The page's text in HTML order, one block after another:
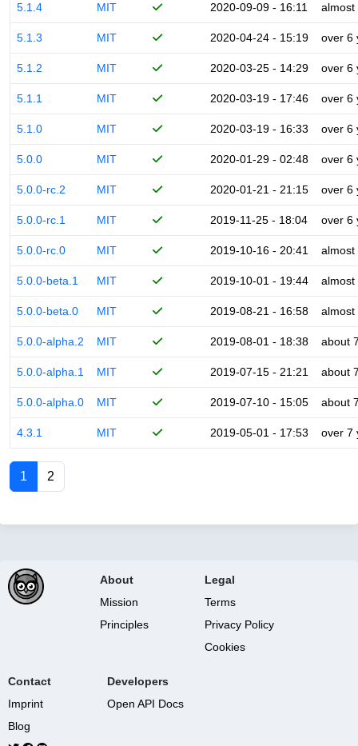
5.1.4 MIT 2020-09-09 - 16:11 almost
5.1.3 MIT 2020-04-24 - 15:19 over 6
5.1.2 MIT 2020-03-25 - 14:29 over 6
5.1.1 MIT 2020-03-19 - 17:46 over 6
5.1.0 MIT 2020-03-19 - 16:33 over 6
5.0.0 MIT 2020-01-29 - 02:48 over 6
5.0.0-rc.2 MIT 2020-01-21 - 21:15 over 6
5.0.0-rc.1 MIT 2019-11-25 - 18:04 over 6
5.0.0-rc.0 MIT 2019-10-16 - 20:41 almost
5.0.0-beta.1 MIT 2019-10-01 - 19:44 almost
5.0.0-beta.0 MIT 2019-08-21 - 16:58 almost
5.0.0-alpha.2 MIT 2019-08-01 - 18:38 about
5.0.0-alpha.1 MIT 2019-07-15 - 21:21 about
5.0.0-alpha.0 MIT 2019-07-10 - 15:05 about
4.3.1 MIT 2019-05-01 - 17:53 over 7
1 2
About
Mission
Principles
Legal
Terms
Privacy Policy
Cookies
Contact
Imprint
Blog
Developers
Open API Docs